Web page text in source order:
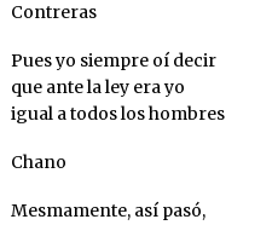
Contreras
Pues yo siempre oí decir
que ante la ley era yo
igual a todos los hombres
Chano
Mesmamente, así pasó,